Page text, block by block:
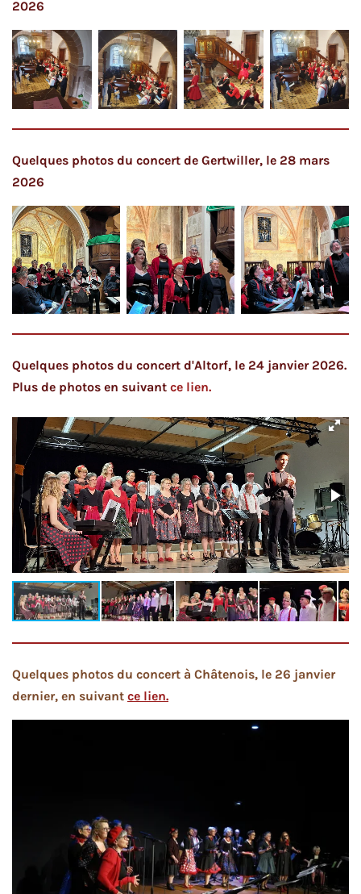
2026
Quelques photos du concert de Gertwiller, le 28 mars
2026
Quelques photos du concert d'Altorf, le 24 janvier 2026.
Plus de photos en suivant ce lien.
Quelques photos du concert à Châtenois, le 26 janvier
dernier, en suivant ce lien.